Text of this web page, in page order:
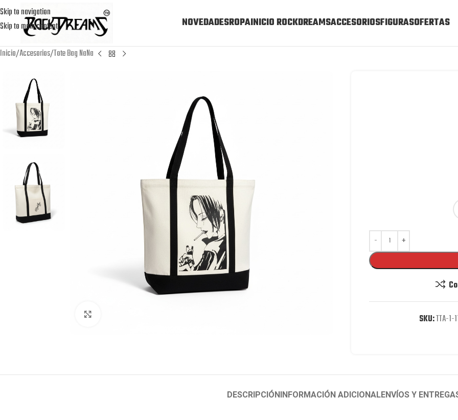
Skip to navigation
Skip to main content
NOVEDADESROPAINICIO ROCKDREAMSACCESORIOSFIGURASOFERTAS
Inicio Accesorios Tote Bag NaNa
SKU:TTA-1-
DESCRIPCIÓNINFORMACIÓN ADICIONALENVÍOS Y